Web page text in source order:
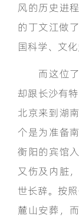
风的历史进
的丁文江做
国科学、文
而这位了
却跟长沙有
北京来到湖
个是为准备
衡阳的宾馆
又伤及内脏
世长辞。按
麓山安葬，